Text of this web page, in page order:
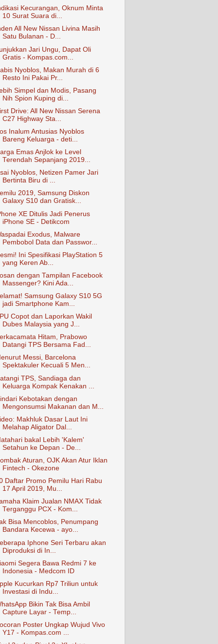
Kecurangan, Oknum Minta
10 Surat Suara di...
All New Nissan Livina Masih
Satu Bulanan - D...
Jari Ungu, Dapat Oli
Gratis - Kompas.com...
Nyoblos, Makan Murah di 6
Resto Ini Pakai Pr...
Simpel dan Modis, Pasang
Nih Spion Kuping di...
Drive: All New Nissan Serena
C27 Highway Sta...
Inalum Antusias Nyoblos
Bareng Keluarga - deti...
Emas Anjlok ke Level
Terendah Sepanjang 2019...
Nyoblos, Netizen Pamer Jari
Bertinta Biru di ...
2019, Samsung Diskon
Galaxy S10 dan Gratisk...
XE Ditulis Jadi Penerus
iPhone SE - Detikcom
Exodus, Malware
Pembobol Data dan Passwor...
Ini Spesifikasi PlayStation 5
yang Keren Ab...
dengan Tampilan Facebook
Massenger? Kini Ada...
Samsung Galaxy S10 5G
jadi Smartphone Kam...
Copot dan Laporkan Wakil
Dubes Malaysia yang J...
Hitam, Prabowo
Datangi TPS Bersama Fad...
Messi, Barcelona
Spektakuler Kecuali 5 Men...
TPS, Sandiaga dan
Keluarga Kompak Kenakan ...
Kebotakan dengan
Mengonsumsi Makanan dan M...
Makhluk Dasar Laut Ini
Melahap Aligator Dal...
bakal Lebih 'Kalem'
Setahun ke Depan - De...
Aturan, OJK Akan Atur Iklan
Fintech - Okezone
Daftar Promo Pemilu Hari Rabu
17 April 2019, Mu...
Klaim Jualan NMAX Tidak
Terganggu PCX - Kom...
Bisa Mencoblos, Penumpang
Bandara Kecewa - ayo...
Iphone Seri Terbaru akan
Diproduksi di In...
Segera Bawa Redmi 7 ke
Indonesia - Medcom ID
Kucurkan Rp7 Triliun untuk
Investasi di Indu...
Bikin Tak Bisa Ambil
Capture Layar - Temp...
Poster Ungkap Wujud Vivo
Y17 - Kompas.com ...